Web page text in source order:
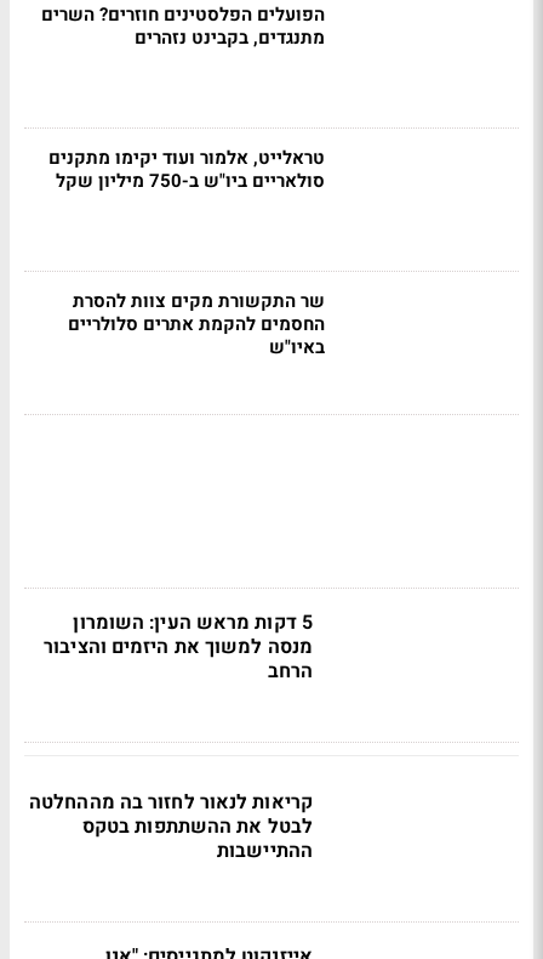
הפועלים הפלסטינים חוזרים? השרים
מתנגדים, בקבינט נזהרים
טראלייט, אלמור ועוד יקימו מתקנים
סולאריים ביו"ש ב-750 מיליון שקל
שר התקשורת מקים צוות להסרת
החסמים להקמת אתרים סלולריים
באיו"ש
5 דקות מראש העין: השומרון
מנסה למשוך את היזמים והציבור
הרחב
קריאות לנאור לחזור בה מההחלטה
לבטל את ההשתתפות בטקס
ההתיישבות